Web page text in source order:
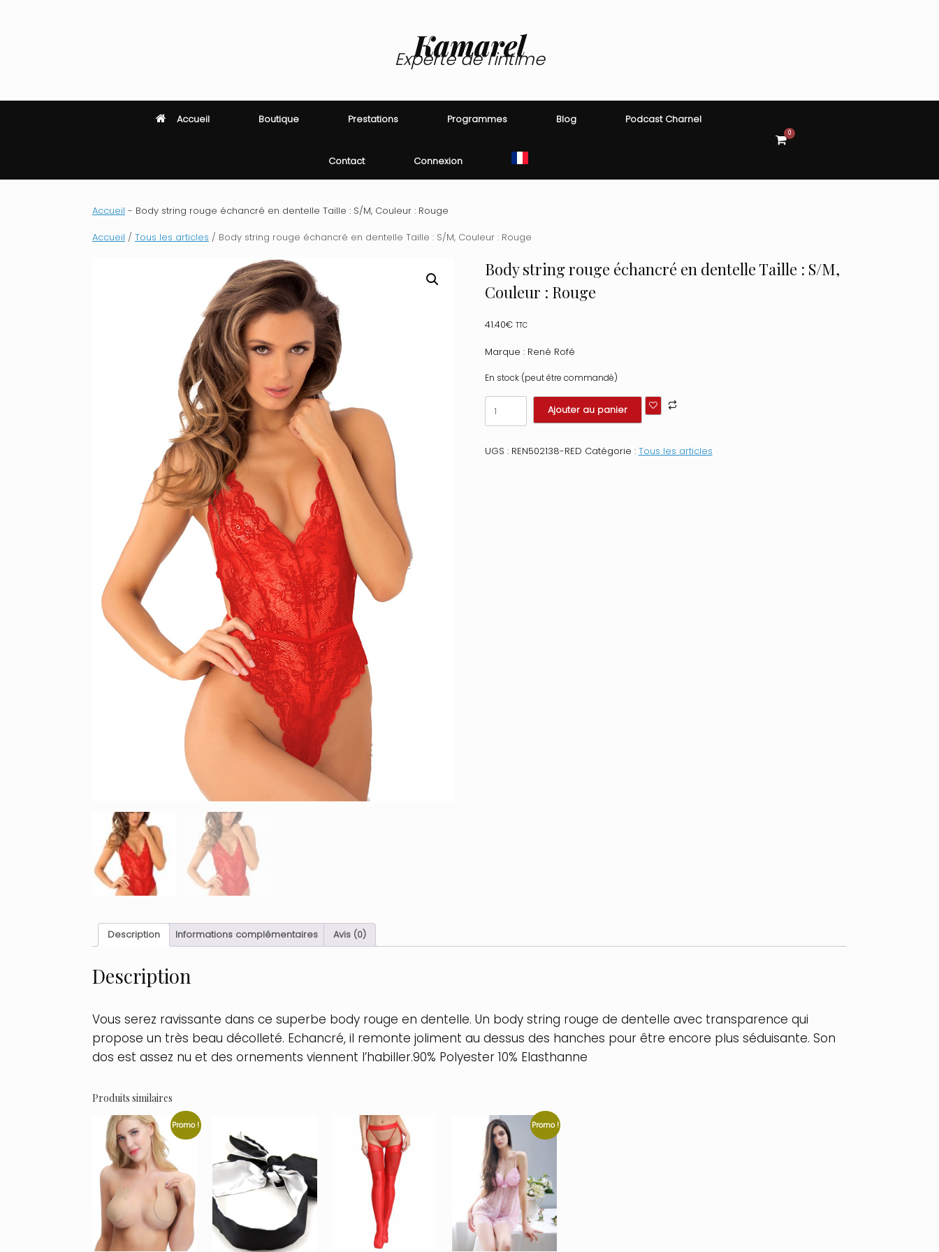
Kamarel
Experte de l'intime
Accueil Boutique Prestations Programmes Blog Podcast Charnel
Contact Connexion
View
shopping
0
Accueil - Body string rouge échancré en dentelle Taille : S/M, Couleur : Rouge
Accueil / Tous les articles / Body string rouge échancré en dentelle Taille : S/M, Couleur : Rouge
Body string rouge échancré en dentelle Taille : S/M,
Couleur : Rouge
41.40€ TTC
Marque : René Rofé
En stock (peut être commandé)
quantité
de
Body
rouge
Ajouter au panier
UGS : REN502138-RED Catégorie : Tous les articles
Description Informations complémentaires Avis (0)
Description
Vous serez ravissante dans ce superbe body rouge en dentelle. Un body string rouge de dentelle avec transparence qui
propose un très beau décolleté. Echancré, il remonte joliment au dessus des hanches pour être encore plus séduisante. Son
dos est assez nu et des ornements viennent l’habiller.90% Polyester 10% Elasthanne
Produits similaires
Promo ! Promo !